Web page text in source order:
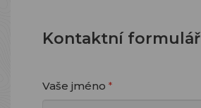
Kontaktní formulář
Vaše jméno *